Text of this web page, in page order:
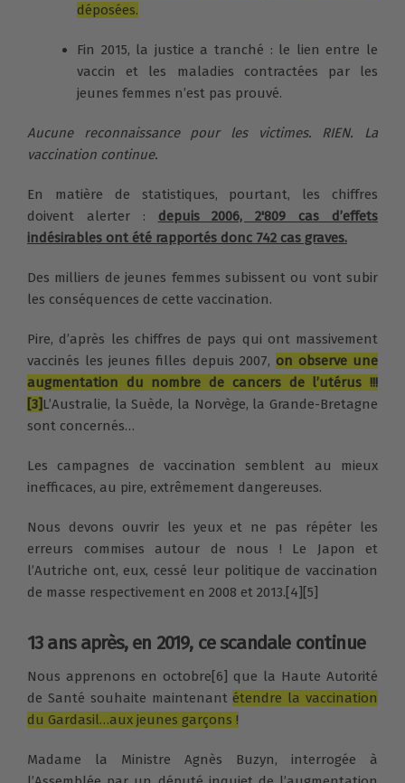
déposées.
Fin 2015, la justice a tranché : le lien entre le
vaccin et les maladies contractées par les
jeunes femmes n’est pas prouvé.
Aucune reconnaissance pour les victimes. RIEN. La
vaccination continue.
En matière de statistiques, pourtant, les chiffres
doivent alerter : depuis 2006, 2'809 cas d’effets
indésirables ont été rapportés donc 742 cas graves.
Des milliers de jeunes femmes subissent ou vont subir
les conséquences de cette vaccination.
Pire, d’après les chiffres de pays qui ont massivement
vaccinés les jeunes filles depuis 2007, on observe une
augmentation du nombre de cancers de l’utérus !!!
[3]L’Australie, la Suède, la Norvège, la Grande-Bretagne
sont concernés…
Les campagnes de vaccination semblent au mieux
inefficaces, au pire, extrêmement dangereuses.
Nous devons ouvrir les yeux et ne pas répéter les
erreurs commises autour de nous ! Le Japon et
l’Autriche ont, eux, cessé leur politique de vaccination
de masse respectivement en 2008 et 2013.[4][5]
13 ans après, en 2019, ce scandale continue
Nous apprenons en octobre[6] que la Haute Autorité
de Santé souhaite maintenant étendre la vaccination
du Gardasil…aux jeunes garçons !
Madame la Ministre Agnès Buzyn, interrogée à